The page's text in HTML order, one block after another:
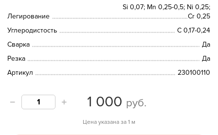
Легирование
Si 0,07; Mn 0,25-0,5; Ni 0,25;
Сr 0,25
Углеродистость
C 0,17-0,24
Сварка
Да
Резка
Да
Артикул
230100110
1 000 руб.
Цена указана за 1 м